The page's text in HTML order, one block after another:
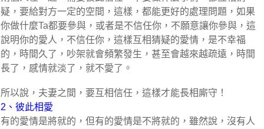
疑，要給對方一定的空間，這樣，都能更好的處理問題，如果
你做什麼Ta都要參與，或者是不信任你，不願意讓你參與，這
說明你的愛人，不信任你，這樣互相猜疑的愛情，是不幸福
的，時間久了，吵架就會頻繁發生，甚至會越來越疏遠，時間
長了，感情就淡了，就不愛了。
所以說，夫妻之間，要互相信任，這樣才能長相廝守！
2、彼此相愛
有的愛情是將就的，但有的愛情是不將就的，雖然說，沒有人